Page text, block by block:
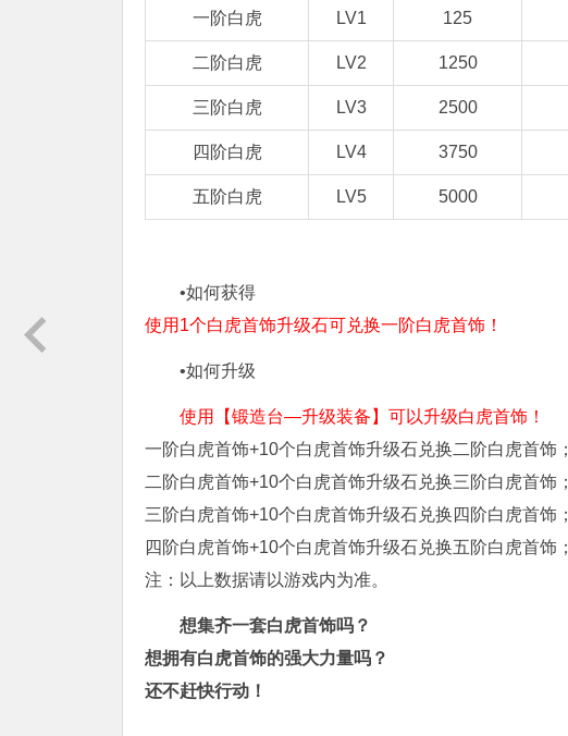
一阶白虎 LV1 125
二阶白虎 LV2 1250
三阶白虎 LV3 2500
四阶白虎 LV4 3750
五阶白虎 LV5 5000
•如何获得
使用1个白虎首饰升级石可兑换一阶白虎首饰！
•如何升级
使用【锻造台—升级装备】可以升级白虎首饰！
一阶白虎首饰+10个白虎首饰升级石兑换二阶白虎首饰；
二阶白虎首饰+10个白虎首饰升级石兑换三阶白虎首饰；
三阶白虎首饰+10个白虎首饰升级石兑换四阶白虎首饰；
四阶白虎首饰+10个白虎首饰升级石兑换五阶白虎首饰；
注：以上数据请以游戏内为准。
想集齐一套白虎首饰吗？
想拥有白虎首饰的强大力量吗？
还不赶快行动！